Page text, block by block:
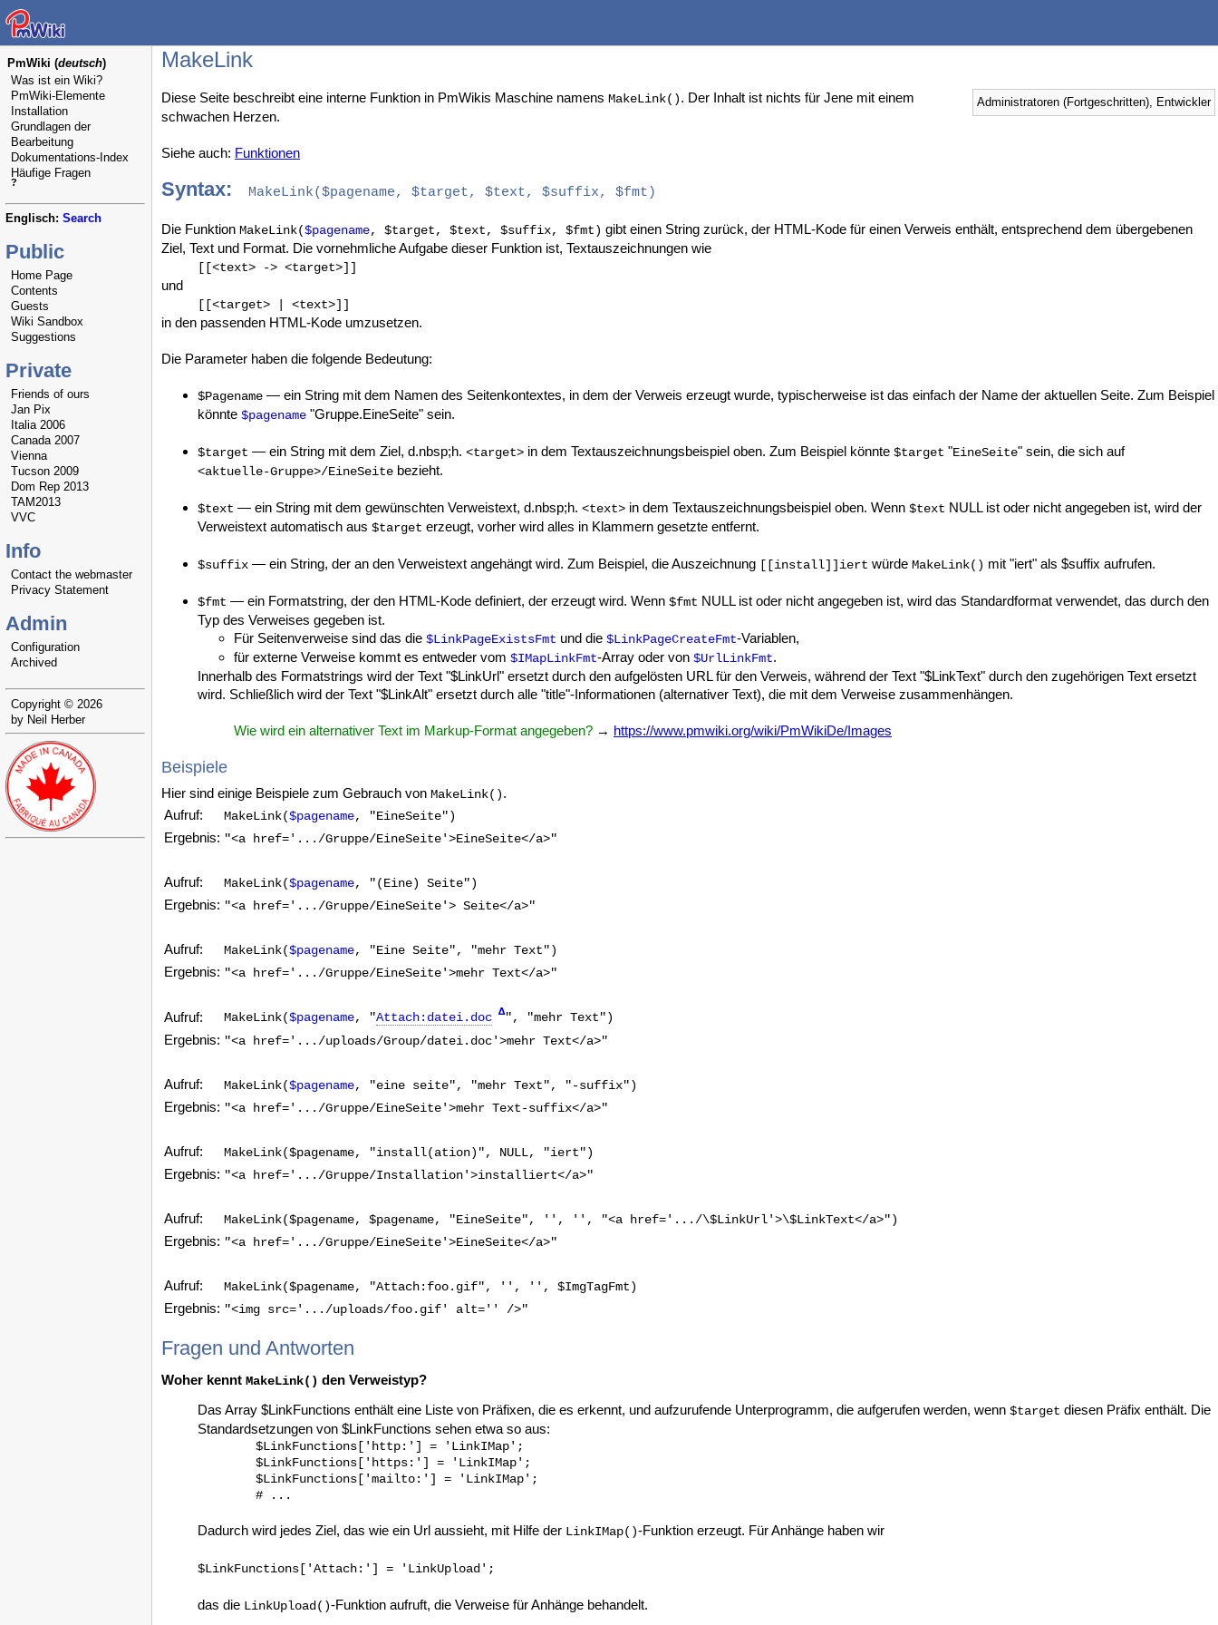
PmWiki (deutsch)
Was ist ein Wiki?
PmWiki-Elemente
Installation
Grundlagen der
Bearbeitung
Dokumentations-Index
Häufige Fragen
?
Englisch: Search
Public
Home Page
Contents
Guests
Wiki Sandbox
Suggestions
Private
Friends of ours
Jan Pix
Italia 2006
Canada 2007
Vienna
Tucson 2009
Dom Rep 2013
TAM2013
VVC
Info
Contact the webmaster
Privacy Statement
Admin
Configuration
Archived
Copyright © 2026
by Neil Herber
MakeLink
Administratoren (Fortgeschritten), Entwickler
Diese Seite beschreibt eine interne Funktion in PmWikis Maschine namens MakeLink(). Der Inhalt ist nichts für Jene mit einem
schwachen Herzen.
Siehe auch: Funktionen
Syntax: MakeLink($pagename, $target, $text, $suffix, $fmt)
Die Funktion MakeLink($pagename, $target, $text, $suffix, $fmt) gibt einen String zurück, der HTML-Kode für einen Verweis enthält, entsprechend dem übergebenen
Ziel, Text und Format. Die vornehmliche Aufgabe dieser Funktion ist, Textauszeichnungen wie
[[<text> -> <target>]]
und
[[<target> | <text>]]
in den passenden HTML-Kode umzusetzen.
Die Parameter haben die folgende Bedeutung:
$Pagename — ein String mit dem Namen des Seitenkontextes, in dem der Verweis erzeugt wurde, typischerweise ist das einfach der Name der aktuellen Seite. Zum Beispiel
könnte $pagename "Gruppe.EineSeite" sein.
$target — ein String mit dem Ziel, d.nbsp;h. <target> in dem Textauszeichnungsbeispiel oben. Zum Beispiel könnte $target "EineSeite" sein, die sich auf
<aktuelle-Gruppe>/EineSeite bezieht.
$text — ein String mit dem gewünschten Verweistext, d.nbsp;h. <text> in dem Textauszeichnungsbeispiel oben. Wenn $text NULL ist oder nicht angegeben ist, wird der
Verweistext automatisch aus $target erzeugt, vorher wird alles in Klammern gesetzte entfernt.
$suffix — ein String, der an den Verweistext angehängt wird. Zum Beispiel, die Auszeichnung [[install]]iert würde MakeLink() mit "iert" als $suffix aufrufen.
$fmt — ein Formatstring, der den HTML-Kode definiert, der erzeugt wird. Wenn $fmt NULL ist oder nicht angegeben ist, wird das Standardformat verwendet, das durch den
Typ des Verweises gegeben ist.
Für Seitenverweise sind das die $LinkPageExistsFmt und die $LinkPageCreateFmt-Variablen,
für externe Verweise kommt es entweder vom $IMapLinkFmt-Array oder von $UrlLinkFmt.
Innerhalb des Formatstrings wird der Text "$LinkUrl" ersetzt durch den aufgelösten URL für den Verweis, während der Text "$LinkText" durch den zugehörigen Text ersetzt
wird. Schließlich wird der Text "$LinkAlt" ersetzt durch alle "title"-Informationen (alternativer Text), die mit dem Verweise zusammenhängen.
Wie wird ein alternativer Text im Markup-Format angegeben? → https://www.pmwiki.org/wiki/PmWikiDe/Images
Beispiele
Hier sind einige Beispiele zum Gebrauch von MakeLink().
Aufruf:
MakeLink($pagename, "EineSeite")
Ergebnis: "<a href='.../Gruppe/EineSeite'>EineSeite</a>"
Aufruf: MakeLink($pagename, "(Eine) Seite")
Ergebnis: "<a href='.../Gruppe/EineSeite'> Seite</a>"
Aufruf: MakeLink($pagename, "Eine Seite", "mehr Text")
Ergebnis: "<a href='.../Gruppe/EineSeite'>mehr Text</a>"
Aufruf: MakeLink($pagename, "Attach:datei.doc Δ", "mehr Text")
Ergebnis: "<a href='.../uploads/Group/datei.doc'>mehr Text</a>"
Aufruf: MakeLink($pagename, "eine seite", "mehr Text", "-suffix")
Ergebnis: "<a href='.../Gruppe/EineSeite'>mehr Text-suffix</a>"
Aufruf: MakeLink($pagename, "install(ation)", NULL, "iert")
Ergebnis: "<a href='.../Gruppe/Installation'>installiert</a>"
Aufruf: MakeLink($pagename, $pagename, "EineSeite", '', '', "<a href='.../\$LinkUrl'>\$LinkText</a>")
Ergebnis: "<a href='.../Gruppe/EineSeite'>EineSeite</a>"
Aufruf: MakeLink($pagename, "Attach:foo.gif", '', '', $ImgTagFmt)
Ergebnis: "<img src='.../uploads/foo.gif' alt='' />"
Fragen und Antworten
Woher kennt MakeLink() den Verweistyp?
Das Array $LinkFunctions enthält eine Liste von Präfixen, die es erkennt, und aufzurufende Unterprogramm, die aufgerufen werden, wenn $target diesen Präfix enthält. Die
Standardsetzungen von $LinkFunctions sehen etwa so aus:
   $LinkFunctions['http:'] = 'LinkIMap';
   $LinkFunctions['https:'] = 'LinkIMap';
   $LinkFunctions['mailto:'] = 'LinkIMap';
   # ...
Dadurch wird jedes Ziel, das wie ein Url aussieht, mit Hilfe der LinkIMap()-Funktion erzeugt. Für Anhänge haben wir
$LinkFunctions['Attach:'] = 'LinkUpload';
das die LinkUpload()-Funktion aufruft, die Verweise für Anhänge behandelt.